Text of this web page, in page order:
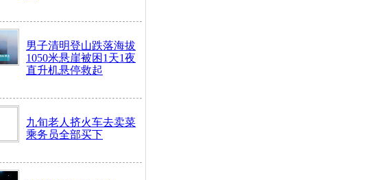
男子清明登山跌落海拔
1050米悬崖被困1天1夜
直升机悬停救起
九旬老人挤火车去卖菜
乘务员全部买下